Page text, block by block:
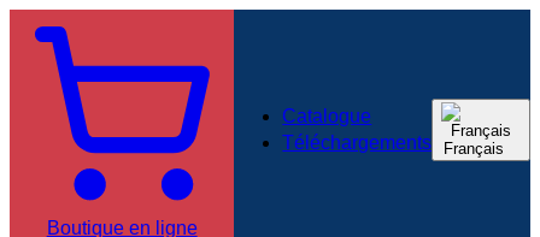
Boutique en ligne
Catalogue
Téléchargements
Français